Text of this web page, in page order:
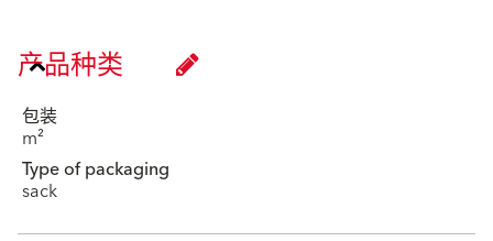
产品种类
包装
m²
Type of packaging
sack